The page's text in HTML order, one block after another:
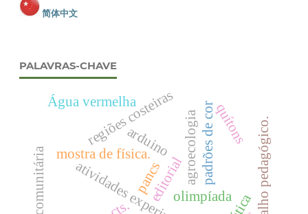
简体中文
PALAVRAS-CHAVE
editorial padrões de cor
mostra de física.
quítons
regiões costeiras
olimpíada .trabalho pedagógico.
cts.
Água vermelha
agroecologia
arduino
pancs